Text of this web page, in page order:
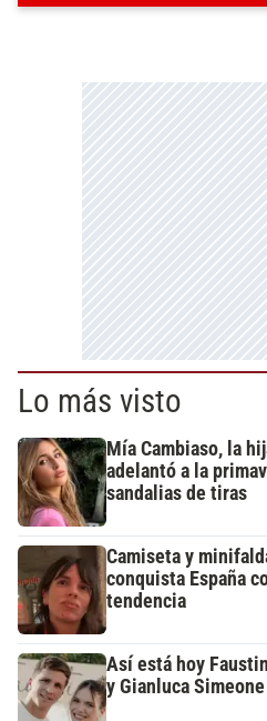
Lo más visto
Mía Cambiaso, la
adelantó a la
sandalias de tiras
Camiseta y
conquista España
tendencia
Así está hoy
y Gianluca Simeone